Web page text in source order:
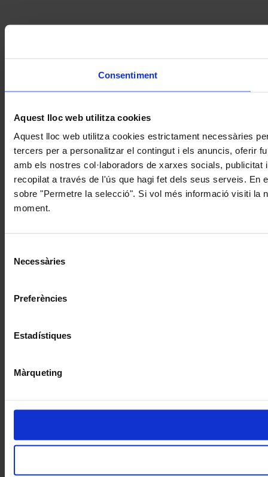
Consentiment
Aquest lloc web utilitza cookies
Aquest lloc web utilitza cookies estrictament necessàries
tercers per a personalitzar el contingut i els anuncis, oferir
amb els nostres col·laboradors de xarxes socials,
recopilat a través de l'ús que hagi fet dels seus serveis. En
sobre "Permetre la selecció". Si vol més informació visiti la
moment.
Necessàries
Preferències
Estadístiques
Màrqueting